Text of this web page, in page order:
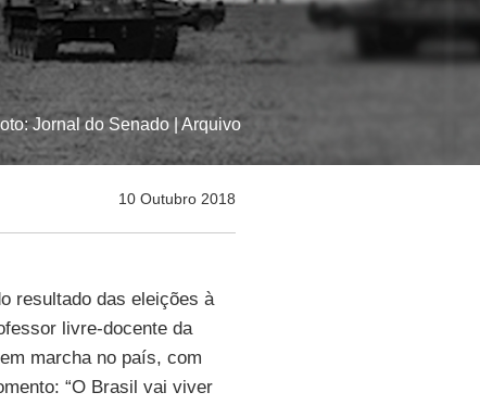
Jornal do Senado | Arquivo
10 Outubro 2018
resultado das eleições à
livre-docente da
marcha no país, com
“O Brasil vai viver